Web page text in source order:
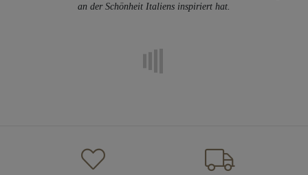
an der Schönheit Italiens inspiriert hat.